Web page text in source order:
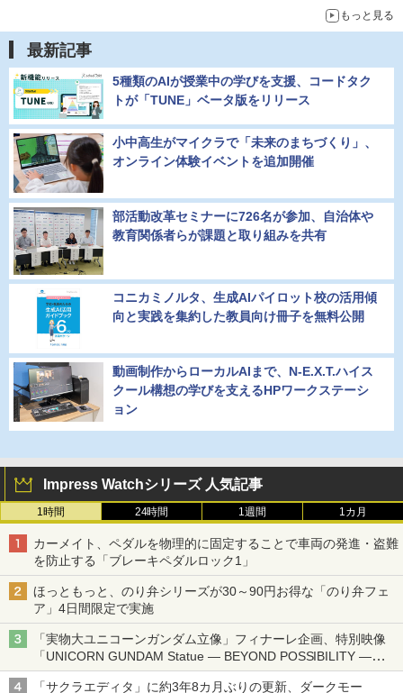
もっと見る
最新記事
5種類のAIが授業中の学びを支援、コードタク
トが「TUNE」ベータ版をリリース
小中高生がマイクラで「未来のまちづくり」、
オンライン体験イベントを追加開催
部活動改革セミナーに726名が参加、自治体や
教育関係者らが課題と取り組みを共有
コニカミノルタ、生成AIパイロット校の活用傾
向と実践を集約した教員向け冊子を無料公開
動画制作からローカルAIまで、N-E.X.T.ハイス
クール構想の学びを支えるHPワークステーシ
ョン
Impress Watchシリーズ 人気記事
1時間 24時間 1週間 1カ月
カーメイト、ペダルを物理的に固定することで車両の発進・盗難
を防止する「ブレーキペダルロック1」
ほっともっと、のり弁シリーズが30～90円お得な「のり弁フェ
ア」4日間限定で実施
「実物大ユニコーンガンダム立像」フィナーレ企画、特別映像
「UNICORN GUNDAM Statue ― BEYOND POSSIBILITY ―」が
8月22日から10日間限定で上映
「サクラエディタ」に約3年8カ月ぶりの更新、ダークモー